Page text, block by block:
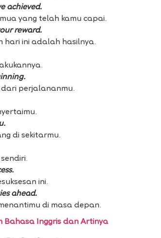
achieved.
yang telah kamu capai.
reward.
hari ini adalah hasilnya.
perjalananmu.
di sekitarmu.
ini.
ahead.
di masa depan.
Bahasa Inggris dan Artinya